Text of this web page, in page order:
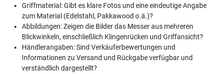
Griffmaterial: Gibt es klare Fotos und eine eindeutige Angabe
zum Material (Edelstahl, Pakkawood o.ä.)?
Abbildungen: Zeigen die Bilder das Messer aus mehreren
Blickwinkeln, einschließlich Klingenrücken und Griffansicht?
Händlerangaben: Sind Verkäuferbewertungen und
Informationen zu Versand und Rückgabe verfügbar und
verständlich dargestellt?